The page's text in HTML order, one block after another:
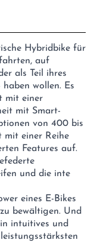
Hybridbike für
auf
als Teil ihres
wollen. Es
mit einer
mit Smart-
von 400 bis
mit einer Reihe
Features auf.
und die inte
eines E-Bikes
bewältigen. Und
intuitives und